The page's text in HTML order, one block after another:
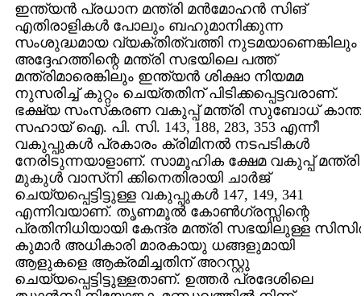
ഇന്ത്യന്‍ പ്രധാന മന്ത്രി മന്‍മോഹന്‍ സിങ്‌
എതിരാളികള്‍ പോലും ബഹുമാനിക്കുന്ന
സംശുദ്ധമായ വ്യക്തിത്വത്തി നുടമയാണെങ്കിലും
അദ്ദേഹത്തിന്റെ മന്ത്രി സഭയിലെ പത്ത്‌
മന്ത്രിമാരെങ്കിലും ഇന്ത്യന്‍ ശിക്ഷാ നിയമമ
നുസരിച്ച്‌ കുറ്റം ചെയ്‌തതിന്‌ പിടിക്കപ്പെട്ടവരാണ്‌.
ഭക്ഷ്യ സംസ്‌കരണ വകുപ്പ്‌ മന്ത്രി സുബോധ്‌
സഹായ്‌ ഐ. പി. സി. 143, 188, 283, 353 എന്നീ
വകുപ്പുകള്‍ പ്രകാരം ക്രിമിനല്‍ നടപടികള്‍
നേരിടുന്നയാളാണ്‌. സാമൂഹിക ക്ഷേമ വകുപ്പ്‌ മന്ത്രി
മുകുള്‍ വാസ്‌നി ക്കിനെതിരായി ചാര്‍ജ്‌
ചെയ്യപ്പെട്ടിട്ടുള്ള വകുപ്പുകള്‍ 147, 149, 341
എന്നിവയാണ്‌. തൃണമൂല്‍ കോണ്‍ഗ്രസ്സിന്റെ
പ്രതിനിധിയായി കേന്ദ്ര മന്ത്രി സഭയിലുള്ള
കുമാര്‍ അധികാരി മാരകായു ധങ്ങളുമായി
ആളുകളെ ആക്രമിച്ചതിന്‌ അറസ്റ്റു
ചെയ്യപ്പെട്ടിട്ടുള്ളതാണ്‌. ഉത്തര്‍ പ്രദേശിലെ